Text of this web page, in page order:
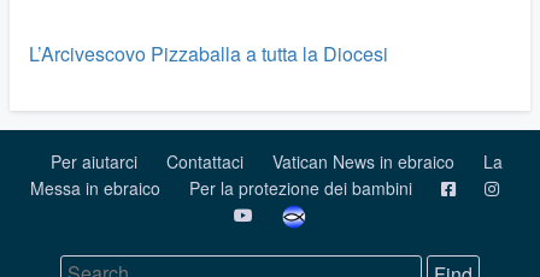
L’Arcivescovo Pizzaballa a tutta la Diocesi
Per aiutarci Contattaci Vatican News in ebraico
La
Messa in ebraico
Per la protezione dei bambini